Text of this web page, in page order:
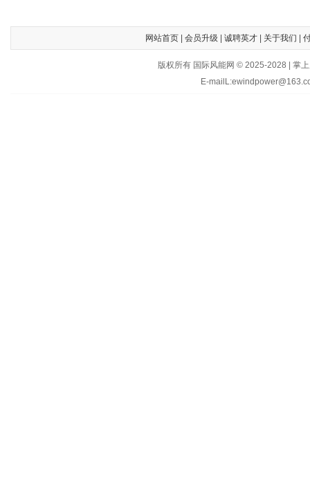
网站首页| 会员升级 诚聘英才| 关于我们
版权所有 国际风能网 © 2025-2028 | 掌
E-